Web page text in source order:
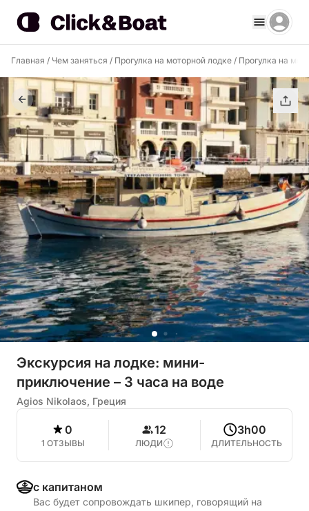
Главная / Чем заняться / Прогулка на моторной лодке / Прогулка на
Экскурсия на лодке: мини-
приключение – 3 часа на воде
Agios Nikolaos, Греция
0
1 ОТЗЫВЫ
12
ЛЮДИ
3h00
ДЛИТЕЛЬНОСТЬ
с капитаном
Вас будет сопровождать шкипер, говорящий на